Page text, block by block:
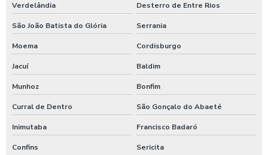
Verdelândia Desterro de Entre Rios
São João Batista do Glória Serrania
Moema Cordisburgo
Jacuí Baldim
Munhoz Bonfim
Curral de Dentro São Gonçalo do Abaeté
Inimutaba Francisco Badaró
Confins Sericita